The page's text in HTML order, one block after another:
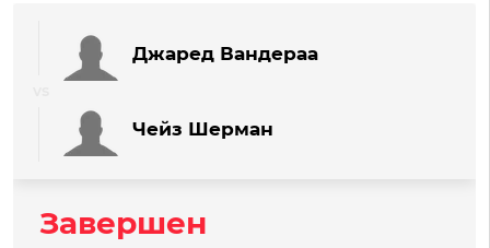
Джаред Вандераа
Чейз Шерман
Завершен